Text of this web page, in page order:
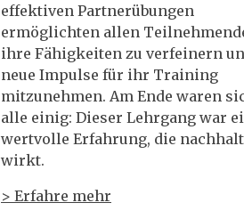
effektiven Partnerübungen
ermöglichten allen
ihre Fähigkeiten zu verfeinern
neue Impulse für ihr Training
mitzunehmen. Am Ende waren
alle einig: Dieser Lehrgang war
wertvolle Erfahrung, die
wirkt.
> Erfahre mehr